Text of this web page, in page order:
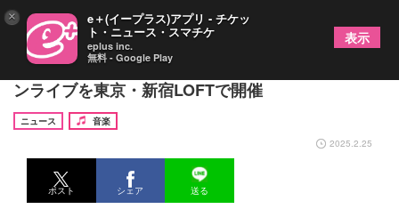
Youth of Roots×光風＆GREEN MASSIVE、ツーマ
ンライブを東京・新宿LOFTで開催
ニュース
音楽
2025.2.25
ポスト シェア 送る
× e＋(イープラス)アプリ - チケッ
ト・ニュース・スマチケ
eplus inc.
無料 - Google Play
表示